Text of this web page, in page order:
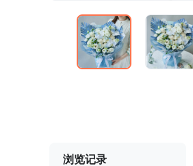
浏览记录